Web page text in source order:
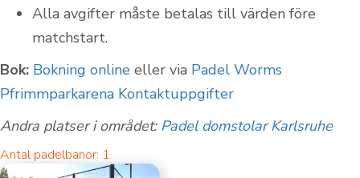
Alla avgifter måste betalas till värden före
matchstart.
Bok: Bokning online eller via Padel Worms
Pfrimmparkarena Kontaktuppgifter
Andra platser i området: Padel domstolar Karlsruhe
Antal padelbanor: 1